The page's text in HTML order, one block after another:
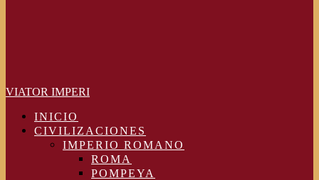
VIATOR IMPERI
INICIO
CIVILIZACIONES
IMPERIO ROMANO
ROMA
POMPEYA